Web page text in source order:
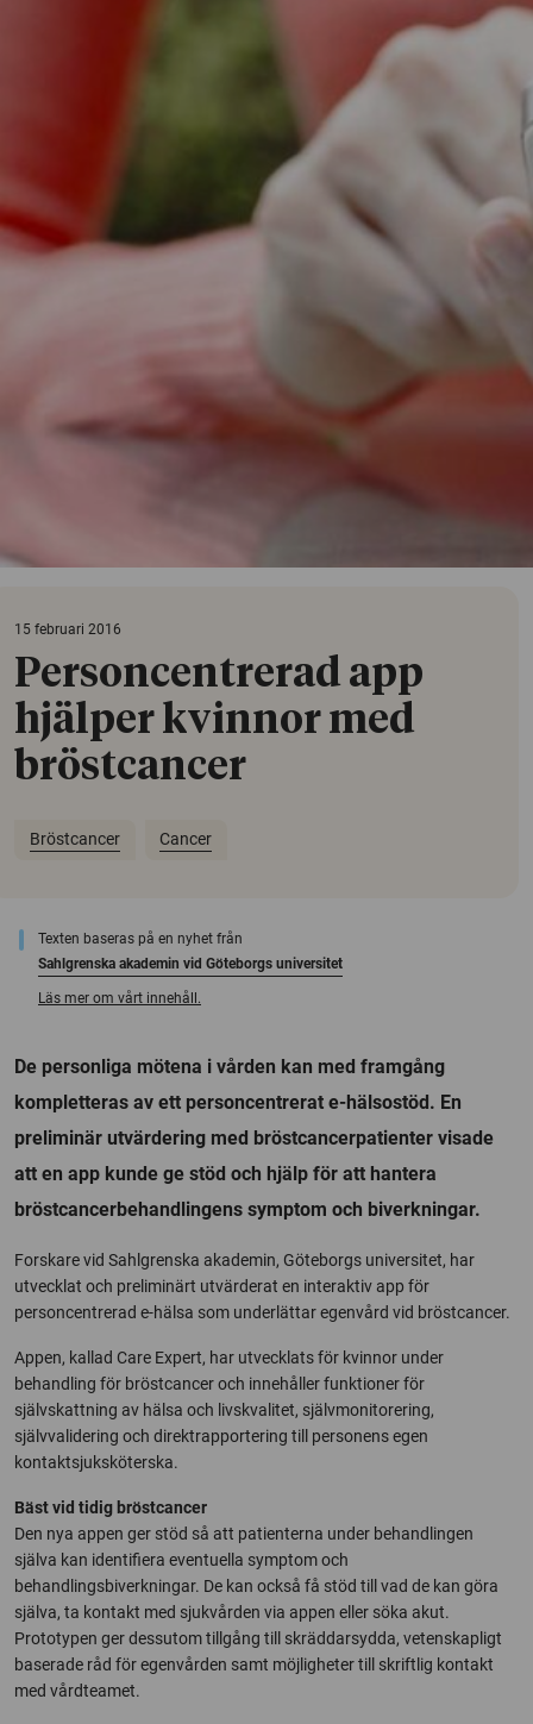
15 februari 2016
Personcentrerad app
hjälper kvinnor med
bröstcancer
Bröstcancer Cancer
Texten baseras på en nyhet från
Sahlgrenska akademin vid Göteborgs universitet
Läs mer om vårt innehåll.
De personliga mötena i vården kan med framgång
kompletteras av ett personcentrerat e-hälsostöd. En
preliminär utvärdering med bröstcancerpatienter visade
att en app kunde ge stöd och hjälp för att hantera
bröstcancerbehandlingens symptom och biverkningar.
Forskare vid Sahlgrenska akademin, Göteborgs universitet, har
utvecklat och preliminärt utvärderat en interaktiv app för
personcentrerad e-hälsa som underlättar egenvård vid bröstcancer.
Appen, kallad Care Expert, har utvecklats för kvinnor under
behandling för bröstcancer och innehåller funktioner för
självskattning av hälsa och livskvalitet, självmonitorering,
självvalidering och direktrapportering till personens egen
kontaktsjuksköterska.
Bäst vid tidig bröstcancer
Den nya appen ger stöd så att patienterna under behandlingen
själva kan identifiera eventuella symptom och
behandlingsbiverkningar. De kan också få stöd till vad de kan göra
själva, ta kontakt med sjukvården via appen eller söka akut.
Prototypen ger dessutom tillgång till skräddarsydda, vetenskapligt
baserade råd för egenvården samt möjligheter till skriftlig kontakt
med vårdteamet.